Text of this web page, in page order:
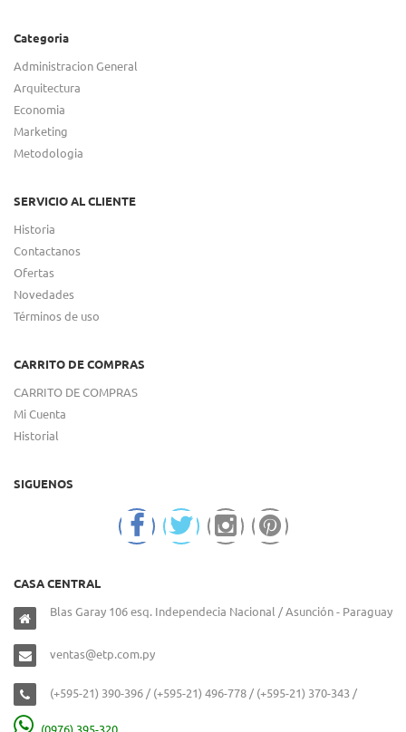
Categoria
Administracion General
Arquitectura
Economia
Marketing
Metodologia
SERVICIO AL CLIENTE
Historia
Contactanos
Ofertas
Novedades
Términos de uso
CARRITO DE COMPRAS
CARRITO DE COMPRAS
Mi Cuenta
Historial
SIGUENOS
CASA CENTRAL
Blas Garay 106 esq. Independecia Nacional / Asunción - Paraguay
ventas@etp.com.py
(+595-21) 390-396 / (+595-21) 496-778 / (+595-21) 370-343 /
(0976) 395-320